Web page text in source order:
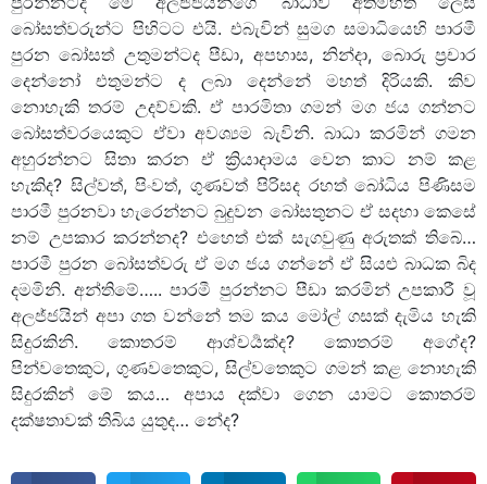
බෝසත්වරුන්ට පිහිටට එයි. එබැවින් සුමග සමාධියෙහි පාරමී
පුරන බෝසත් උතුමන්ටද පීඩා, අපහාස, නින්දා, බොරු ප්‍රචාර
දෙන්නෝ එතුමන්ට ද ලබා දෙන්නේ මහත් දිරියකි. කිව
නොහැකි තරම් උදව්වකි. ඒ පාරමිතා ගමන් මග ජය ගන්නට
බෝසත්වරයෙකුට ඒවා අවශ්‍යම බැවිනි. බාධා කරමින් ගමන
අහුරන්නට සිතා කරන ඒ ක්‍රියාදාමය වෙන කාට නම් කළ
හැකිද? සිල්වත්, පිංවත්, ගුණවත් පිරිසද රහත් බෝධිය පිණිසම
පාරමී පුරනවා හැරෙන්නට බුදුවන බෝසතුනට ඒ සදහා කෙසේ
නම් උපකාර කරන්නද? එහෙත් එක් සැගවුණු අරුතක් තිබේ…
පාරමී පුරන බෝසත්වරු ඒ මග ජය ගන්නේ ඒ සියළු බාධක බිද
දමමිනි. අන්තිමේ….. පාරමී පුරන්නට පීඩා කරමින් උපකාරී වූ
අලජ්ජයින් අපා ගත වන්නේ තම කය මෝල් ගසක් දැමිය හැකි
සිදුරකිනි. කොතරම් ආශ්චර්‍යක්ද? කොතරම් අගේද?
පින්වතෙකුට, ගුණවතෙකුට, සිල්වතෙකුට ගමන් කළ නොහැකි
සිදුරකින් මේ කය… අපාය දක්වා ගෙන යාමට කොතරම්
දක්ෂතාවක් තිබිය යුතුද… නේද?